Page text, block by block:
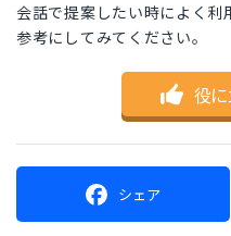
会話で提案したい時によく利
参考にしてみてください。
役
シェア